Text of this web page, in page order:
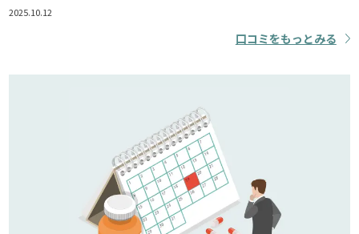
2025.10.12
口コミをもっとみる